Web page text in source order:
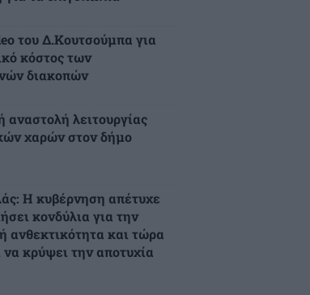
του Δ.Κουτσούμπα για
κόστος των
διακοπών
λειτουργίας
χαρών στον δήμο
Η κυβέρνηση απέτυχε
κονδύλια για την
ανθεκτικότητα και τώρα
κρύψει την αποτυχία